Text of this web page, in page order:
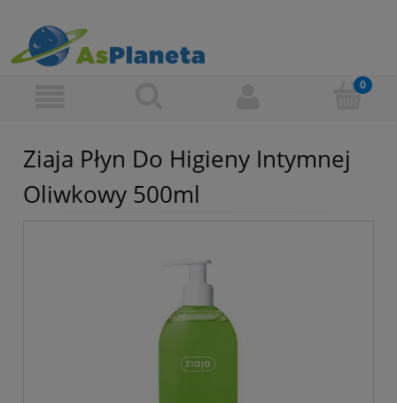
Ziaja Płyn Do Higieny Intymnej
Oliwkowy 500ml